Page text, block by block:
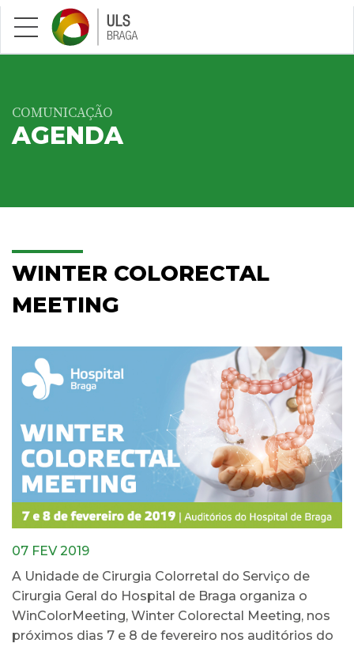
Saltar para conteúdo principal
COMUNICAÇÃO
AGENDA
WINTER COLORECTAL
MEETING
07 FEV 2019
A Unidade de Cirurgia Colorretal do Serviço de
Cirurgia Geral do Hospital de Braga organiza o
WinColorMeeting, Winter Colorectal Meeting, nos
próximos dias 7 e 8 de fevereiro nos auditórios do